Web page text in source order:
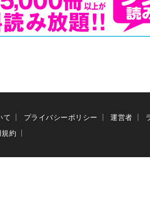
て プライバシーポリシー 運営者
約